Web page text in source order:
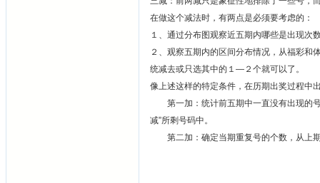
在做这个减法时，有两点是必须要考虑的：
１、通过分布图观察近五期内哪些是出现次
２、观察五期内的区间分布情况，从福彩和
统减去或只选其中的１—２个就可以了。
像上述这样的特定条件，在历期出奖过程中
第一加：统计前五期中一直没有出现的号
减”所剩号码中。
第二加：确定当期重复号的个数，从上期